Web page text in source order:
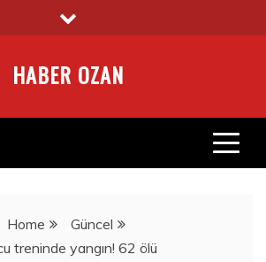
HABER OZAN
Home
Güncel
treninde yangın! 62 ölü